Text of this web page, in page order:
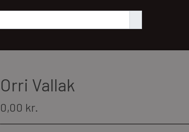
Orri Vallak
0,00 kr.